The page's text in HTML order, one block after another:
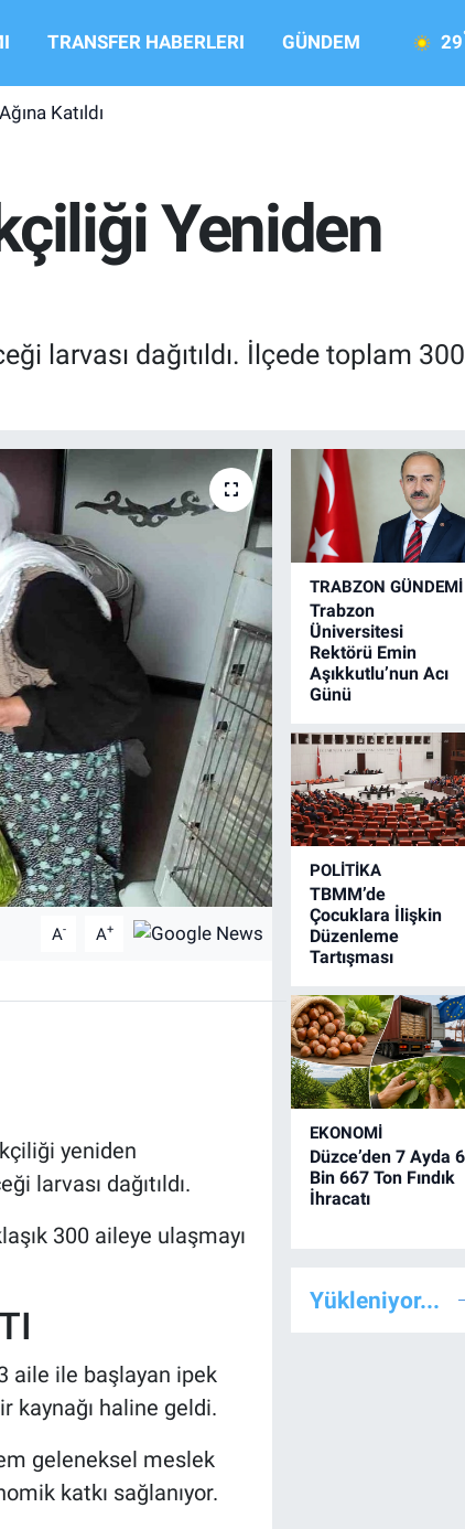
TRANSFER HABERLERI GÜNDEM 29
Katıldı
Yeniden
larvası dağıtıldı. İlçede toplam
A- A+
yeniden
larvası dağıtıldı.
300 aileye ulaşmayı
aile ile başlayan ipek
kaynağı haline geldi.
geleneksel meslek
katkı sağlanıyor.
TRABZON GÜNDEMİ
Trabzon
Üniversitesi
Rektörü Emin
Aşıkkutlu’nun Acı
Günü
POLİTİKA
TBMM’de
Çocuklara İlişkin
Düzenleme
Tartışması
EKONOMİ
Düzce’den 7 Ayda 6
Bin 667 Ton Fındık
İhracatı
Yükleniyor...